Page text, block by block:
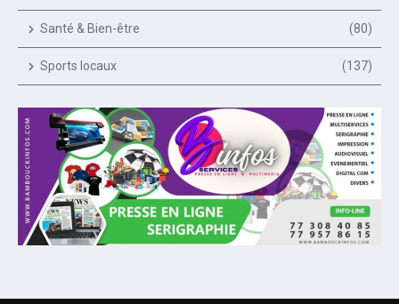
Santé & Bien-être (80)
Sports locaux (137)